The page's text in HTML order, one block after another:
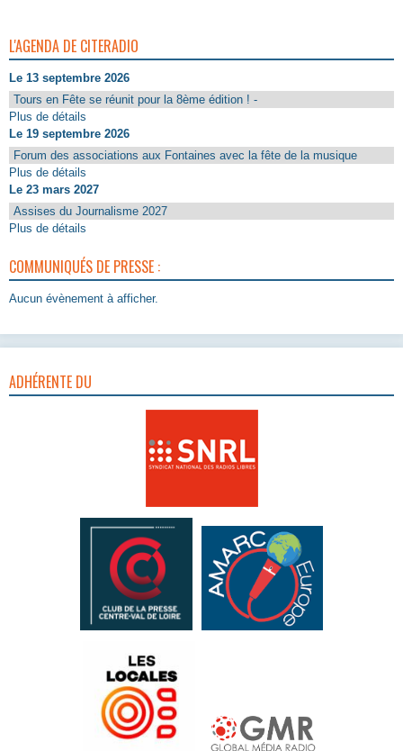
L'AGENDA DE CITERADIO
Le 13 septembre 2026
Tours en Fête se réunit pour la 8ème édition ! -
Plus de détails
Le 19 septembre 2026
Forum des associations aux Fontaines avec la fête de la musique
Plus de détails
Le 23 mars 2027
Assises du Journalisme 2027
Plus de détails
COMMUNIQUÉS DE PRESSE :
Aucun évènement à afficher.
ADHÉRENTE DU